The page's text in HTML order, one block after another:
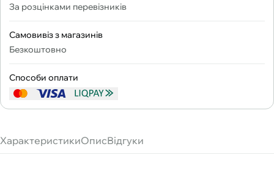
За розцінками перевізників
Самовивіз з магазинів
Безкоштовно
Способи оплати
ХарактеристикиОписВідгуки